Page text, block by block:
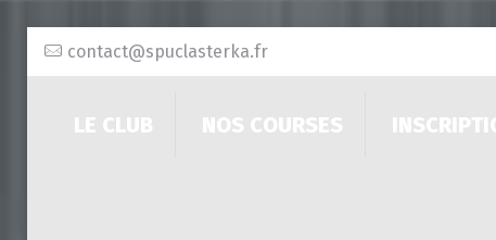
contact@spuclasterka.fr
LE CLUB NOS COURSES